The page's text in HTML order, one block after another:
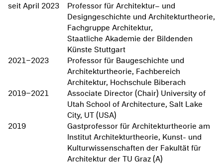
seit April 2023
Professor für Architektur– und
Designgeschichte und Architekturtheorie,
Fachgruppe Architektur,
Staatliche Akademie der Bildenden
Künste Stuttgart
2021–2023
Professor für Baugeschichte und
Architekturtheorie, Fachbereich
Architektur, Hochschule Biberach
2019–2021
Associate Director (Chair) University of
Utah School of Architecture, Salt Lake
City, UT (USA)
2019
Gastprofessor für Architekturtheorie am
Institut Architekturtheorie, Kunst- und
Kulturwissenschaften der Fakultät für
Architektur der TU Graz (A)